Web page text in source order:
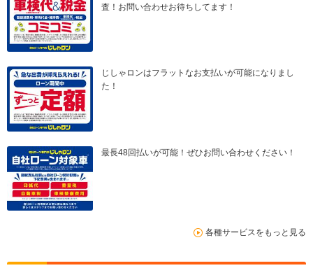
査！お問い合わせお待ちしてます！
じしゃロンはフラットなお支払いが可能になりまし
た！
最長48回払いが可能！ぜひお問い合わせください！
各種サービスをもっと見る